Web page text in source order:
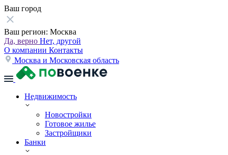
Ваш город
Ваш регион: Москва
Да, верно Нет, другой
О компании Контакты
Москва и Московская область
Недвижимость
Новостройки
Готовое жилье
Застройщики
Банки